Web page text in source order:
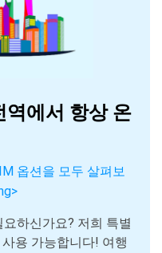
역에서 항상 온
옵션을 모두 살펴보
하신가요? 저희 특별
용 가능합니다! 여행